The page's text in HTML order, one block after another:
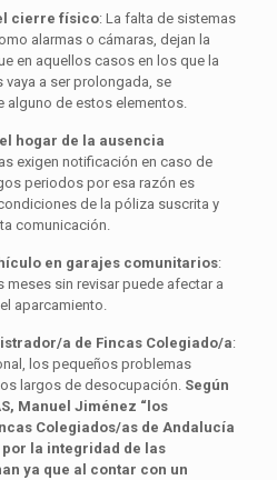
cierre físico: La falta de sistemas
alarmas o cámaras, dejan la
en aquellos casos en los que la
a ser prolongada, se
alguno de estos elementos.
hogar de la ausencia
exigen notificación en caso de
periodos por esa razón es
de la póliza suscrita y
comunicación.
en garajes comunitarios:
sin revisar puede afectar a
aparcamiento.
a de Fincas Colegiado/a:
los pequeños problemas
largos de desocupación. Según
Manuel Jiménez “los
Colegiados/as de Andalucía
la integridad de las
ya que al contar con un